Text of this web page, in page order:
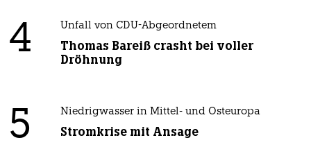
4 Unfall von CDU-Abgeordnetem
Thomas Bareiß crasht bei voller
Dröhnung
5 Niedrigwasser in Mittel- und Osteuropa
Stromkrise mit Ansage